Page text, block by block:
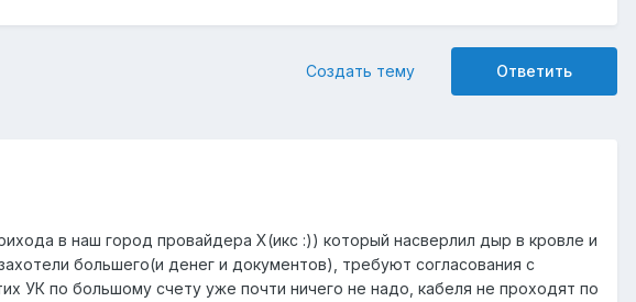
Ответить
Создать тему
в наш город провайдера Х(икс :)) который насверлил дыр в кровле и
большего(и денег и документов), требуют согласования с
УК по большому счету уже почти ничего не надо, кабеля не проходят по